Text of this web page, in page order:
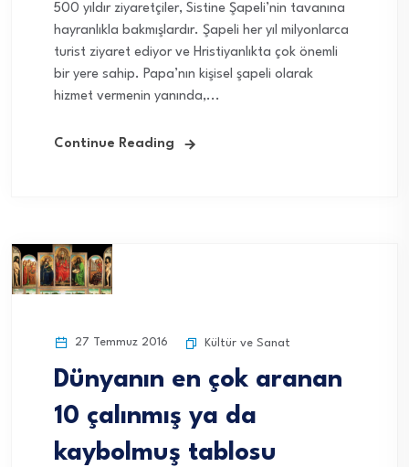
500 yıldır ziyaretçiler, Sistine Şapeli’nin tavanına
hayranlıkla bakmışlardır. Şapeli her yıl milyonlarca
turist ziyaret ediyor ve Hristiyanlıkta çok önemli
bir yere sahip. Papa’nın kişisel şapeli olarak
hizmet vermenin yanında,...
Continue Reading
27 Temmuz 2016 Kültür ve Sanat
Dünyanın en çok aranan
10 çalınmış ya da
kaybolmuş tablosu